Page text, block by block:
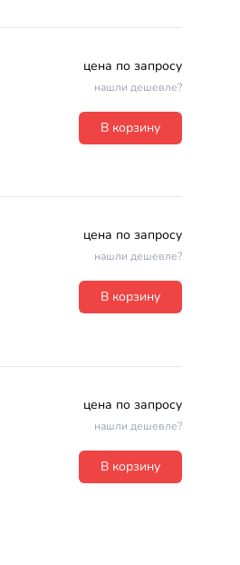
цена по запросу
нашли дешевле?
В корзину
цена по запросу
нашли дешевле?
В корзину
цена по запросу
нашли дешевле?
В корзину